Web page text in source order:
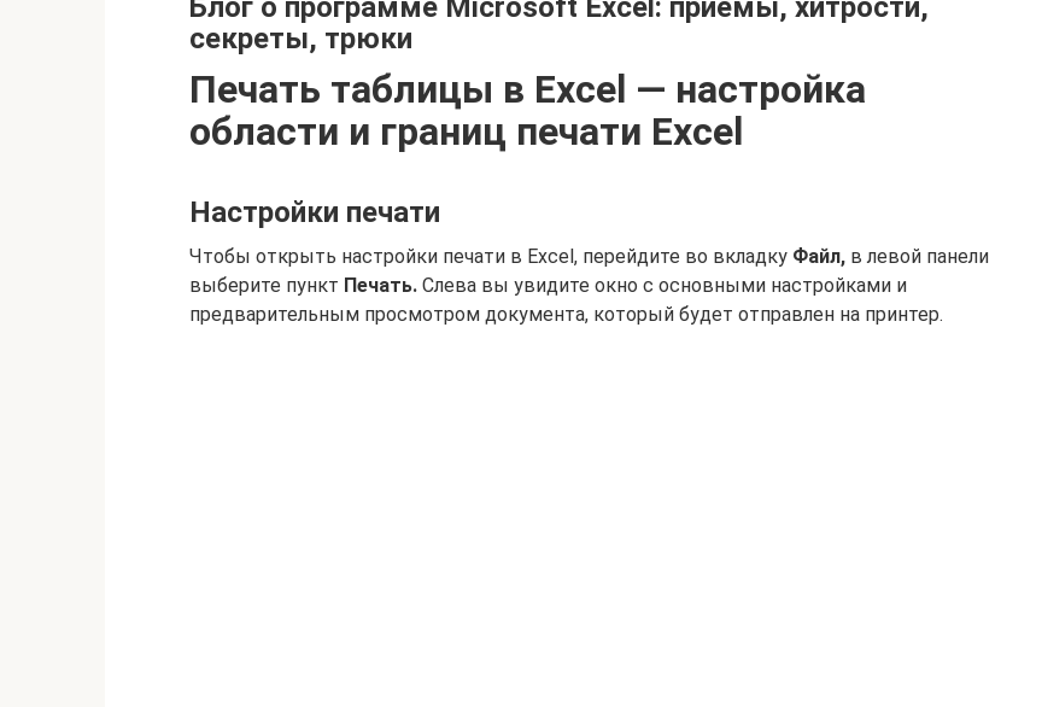
Блог о программе Microsoft Excel: приемы, хитрости,
секреты, трюки
Печать таблицы в Excel — настройка
области и границ печати Excel
Настройки печати
Чтобы открыть настройки печати в Excel, перейдите во вкладку Файл, в левой панели
выберите пункт Печать. Слева вы увидите окно с основными настройками и
предварительным просмотром документа, который будет отправлен на принтер.